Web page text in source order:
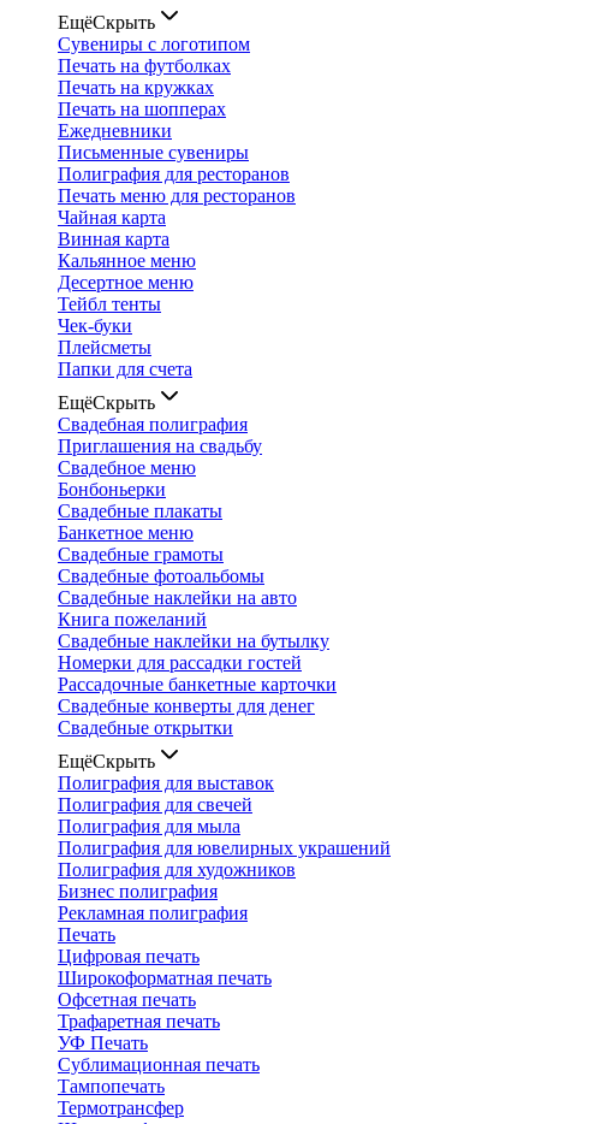
ЕщёСкрыть
Сувениры с логотипом
Печать на футболках
Печать на кружках
Печать на шопперах
Ежедневники
Письменные сувениры
Полиграфия для ресторанов
Печать меню для ресторанов
Чайная карта
Винная карта
Кальянное меню
Десертное меню
Тейбл тенты
Чек-буки
Плейсметы
Папки для счета
ЕщёСкрыть
Свадебная полиграфия
Приглашения на свадьбу
Свадебное меню
Бонбоньерки
Свадебные плакаты
Банкетное меню
Свадебные грамоты
Свадебные фотоальбомы
Свадебные наклейки на авто
Книга пожеланий
Свадебные наклейки на бутылку
Номерки для рассадки гостей
Рассадочные банкетные карточки
Свадебные конверты для денег
Свадебные открытки
ЕщёСкрыть
Полиграфия для выставок
Полиграфия для свечей
Полиграфия для мыла
Полиграфия для ювелирных украшений
Полиграфия для художников
Бизнес полиграфия
Рекламная полиграфия
Печать
Цифровая печать
Широкоформатная печать
Офсетная печать
Трафаретная печать
УФ Печать
Сублимационная печать
Тампопечать
Термотрансфер